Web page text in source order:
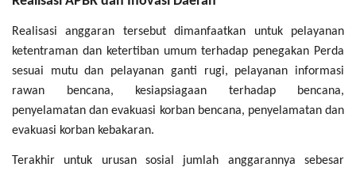
Realisasi anggaran tersebut dimanfaatkan untuk pelayanan
ketentraman dan ketertiban umum terhadap penegakan Perda
sesuai mutu dan pelayanan ganti rugi, pelayanan informasi
rawan bencana, kesiapsiagaan terhadap bencana,
penyelamatan dan evakuasi korban bencana, penyelamatan dan
evakuasi korban kebakaran.
Terakhir untuk urusan sosial jumlah anggarannya sebesar